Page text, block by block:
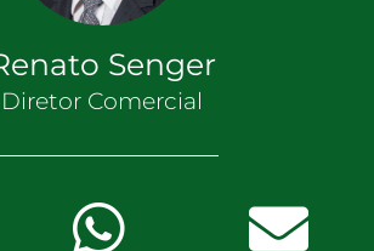
Senger
Diretor Comercial